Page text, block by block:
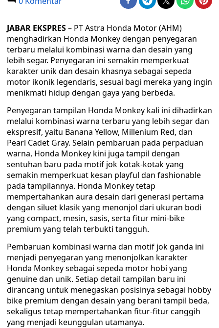
JABAR EKSPRES– PT Astra Honda Motor (AHM)
menghadirkan Honda Monkey dengan penyegaran
terbaru melalui kombinasi warna dan desain yang
lebih segar. Penyegaran ini semakin memperkuat
karakter unik dan desain khasnya sebagai sepeda
motor ikonik legendaris, sesuai bagi mereka yang ingin
menikmati hidup dengan gaya yang berbeda.
Penyegaran tampilan Honda Monkey kali ini dihadirkan
melalui kombinasi warna terbaru yang lebih segar dan
ekspresif, yaitu Banana Yellow, Millenium Red, dan
Pearl Cadet Gray. Selain pembaruan pada perpaduan
warna, Honda Monkey kini juga tampil dengan
sentuhan baru pada motif jok kotak-kotak yang
semakin memperkuat kesan playful dan fashionable
pada tampilannya. Honda Monkey tetap
mempertahankan aura desain dari generasi pertama
dengan siluet klasik yang menonjol dari ukuran bodi
yang compact, mesin, sasis, serta fitur mini-bike
premium yang telah terbukti tangguh.
Pembaruan kombinasi warna dan motif jok ganda ini
menjadi penyegaran yang menonjolkan karakter
Honda Monkey sebagai sepeda motor hobi yang
genuine dan unik. Setiap detail tampilan baru ini
dirancang untuk menegaskan posisinya sebagai hobby
bike premium dengan desain yang berani tampil beda,
sekaligus tetap mempertahankan fitur-fitur canggih
yang menjadi keunggulan utamanya.